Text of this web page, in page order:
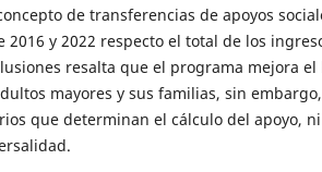
de transferencias de apoyos
2016 y 2022 respecto el total de los
resalta que el programa mejora
mayores y sus familias, sin
que determinan el cálculo del apoyo,